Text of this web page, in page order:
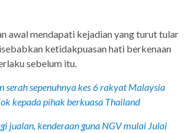
awal mendapati kejadian yang turut tular
ketidakpuasan hati berkenaan
sebelum itu.
serah sepenuhnya kes 6 rakyat Malaysia
kepada pihak berkuasa Thailand
jualan, kenderaan guna NGV mulai Julai